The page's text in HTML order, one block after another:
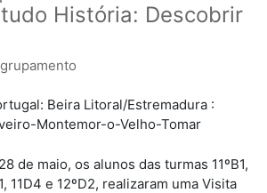
História: Descobrir
Beira Litoral/Estremadura :
Montemor-o-Velho-Tomar
de maio, os alunos das turmas 11ºB1,
11D4 e 12ºD2, realizaram uma Visita